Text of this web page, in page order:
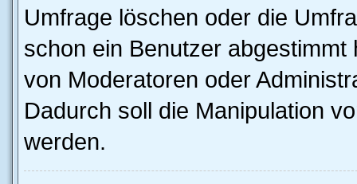
Umfrage löschen oder die
schon ein Benutzer
von Moderatoren oder
Dadurch soll die Manipulation
werden.